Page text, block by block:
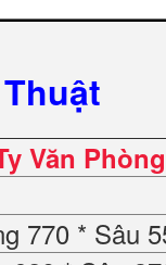
Văn
770 * Sâu